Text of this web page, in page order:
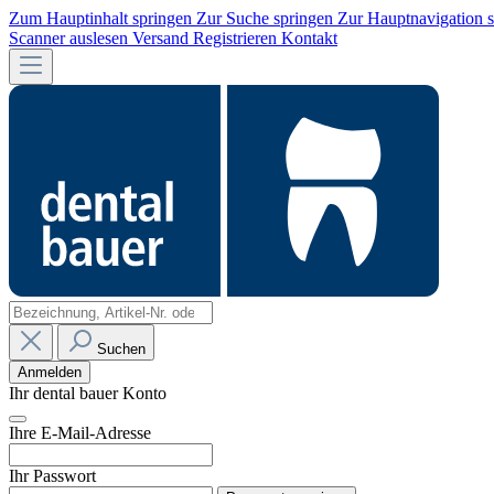
Zum Hauptinhalt springen Zur Suche springen Zur Hauptnavigation
Scanner auslesen Versand Registrieren Kontakt
Suchen
Anmelden
Ihr dental bauer Konto
Ihre E-Mail-Adresse
Ihr Passwort